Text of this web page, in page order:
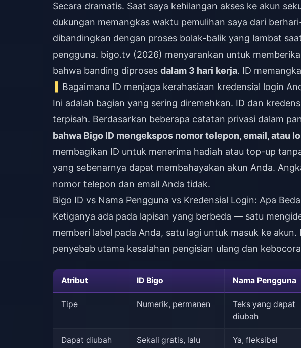
Secara dramatis. Saat saya kehilangan akses ke akun
dukungan memangkas waktu pemulihan saya dari
dibandingkan dengan proses bolak-balik yang lambat
pengguna. bigo.tv (2026) menyarankan untuk
bahwa banding diproses dalam 3 hari kerja. ID
Bagaimana ID menjaga kerahasiaan kredensial login
Ini adalah bagian yang sering diremehkan. ID dan
terpisah. Berdasarkan beberapa catatan privasi dalam
bahwa Bigo ID mengekspos nomor telepon, email, atau
membagikan ID untuk menerima hadiah atau top-up
yang sebenarnya dapat membahayakan akun Anda.
nomor telepon dan email Anda tidak.
Bigo ID vs Nama Pengguna vs Kredensial Login: Apa
Ketiganya ada pada lapisan yang berbeda — satu
memberi label pada Anda, satu lagi untuk masuk ke
penyebab utama kesalahan pengisian ulang dan
Atribut ID Bigo Nama Pengguna
Tipe Numerik, permanen
Teks yang dapat
diubah
Dapat diubah
Sekali gratis, lalu
Ya, fleksibel